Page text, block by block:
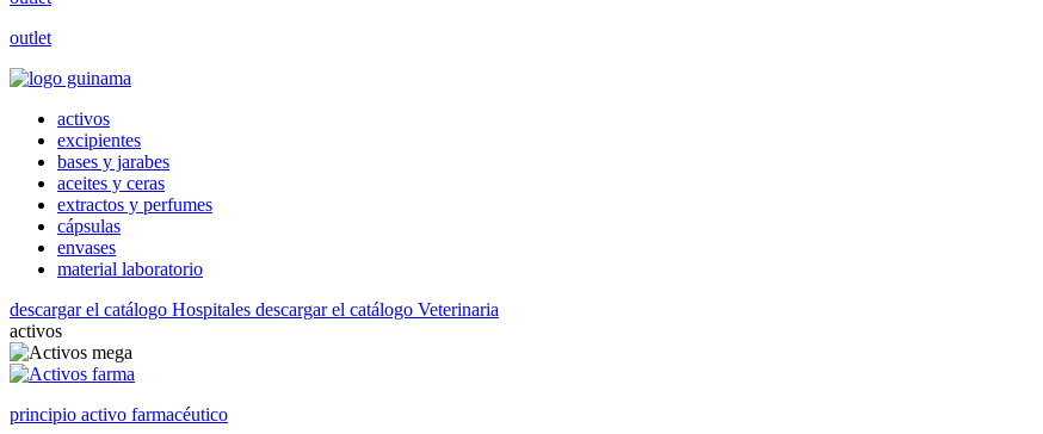
outlet
activos
excipientes
bases y jarabes
aceites y ceras
extractos y perfumes
cápsulas
envases
material laboratorio
descargar el catálogo Hospitales descargar el catálogo Veterinaria
activos
principio activo farmacéutico